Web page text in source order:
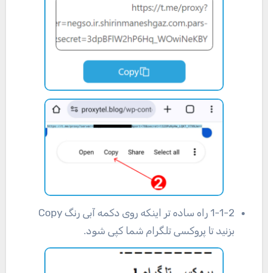
1-1-2 راه ساده تر اینکه روی دکمه آبی رنگ Copy
بزنید تا پروکسی تلگرام شما کپی شود.